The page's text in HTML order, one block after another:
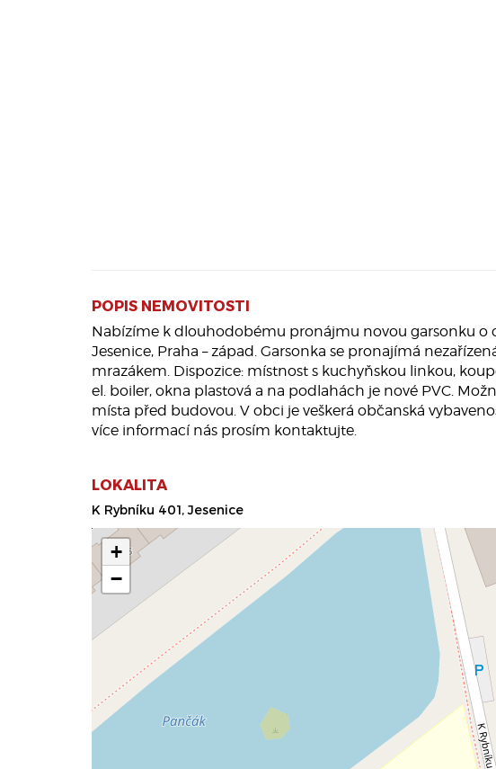
POPIS NEMOVITOSTI
Nabízíme k dlouhodobému pronájmu novou garsonku o
Jesenice, Praha – západ. Garsonka se pronajímá
mrazákem. Dispozice: místnost s kuchyňskou linkou,
el. boiler, okna plastová a na podlahách je nové PVC.
místa před budovou. V obci je veškerá občanská
více informací nás prosím kontaktujte.
LOKALITA
K Rybníku 401, Jesenice
+
−